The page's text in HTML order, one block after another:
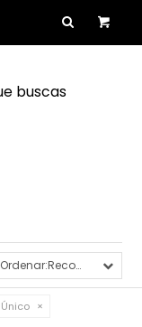
buscas
Recomendados
Único